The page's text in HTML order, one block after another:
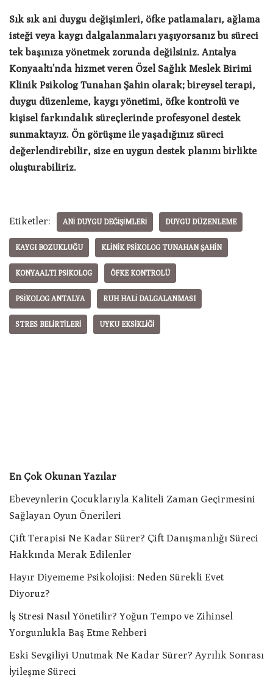
Sık sık ani duygu değişimleri, öfke patlamaları, ağlama
isteği veya kaygı dalgalanmaları yaşıyorsanız bu süreci
tek başınıza yönetmek zorunda değilsiniz. Antalya
Konyaaltı’nda hizmet veren Özel Sağlık Meslek Birimi
Klinik Psikolog Tunahan Şahin olarak; bireysel terapi,
duygu düzenleme, kaygı yönetimi, öfke kontrolü ve
kişisel farkındalık süreçlerinde profesyonel destek
sunmaktayız. Ön görüşme ile yaşadığınız süreci
değerlendirebilir, size en uygun destek planını birlikte
oluşturabiliriz.
Etiketler: ANI DUYGU DEĞIŞIMLERI DUYGU DÜZENLEME
KAYGI BOZUKLUĞU KLINIK PSIKOLOG TUNAHAN ŞAHIN
KONYAALTI PSIKOLOG ÖFKE KONTROLÜ
PSIKOLOG ANTALYA RUH HALI DALGALANMASI
STRES BELIRTILERI UYKU EKSIKLIĞI
En Çok Okunan Yazılar
Ebeveynlerin Çocuklarıyla Kaliteli Zaman Geçirmesini
Sağlayan Oyun Önerileri
Çift Terapisi Ne Kadar Sürer? Çift Danışmanlığı Süreci
Hakkında Merak Edilenler
Hayır Diyememe Psikolojisi: Neden Sürekli Evet
Diyoruz?
İş Stresi Nasıl Yönetilir? Yoğun Tempo ve Zihinsel
Yorgunlukla Baş Etme Rehberi
Eski Sevgiliyi Unutmak Ne Kadar Sürer? Ayrılık Sonrası
İyileşme Süreci